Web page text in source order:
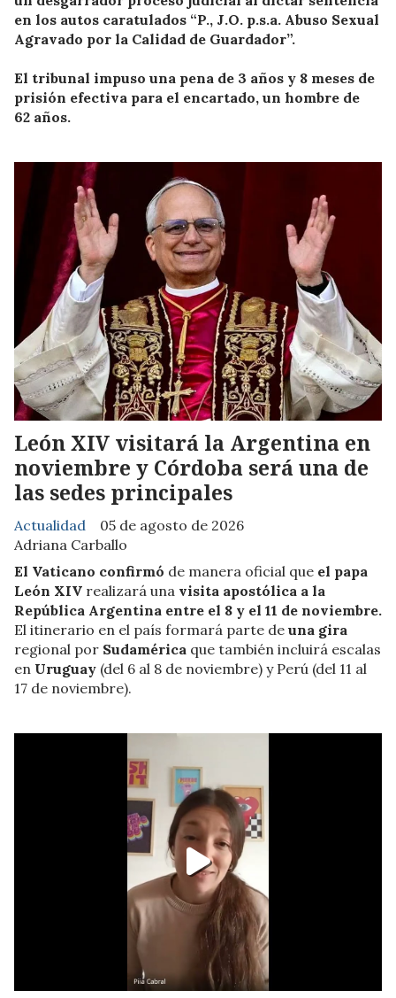
en los autos caratulados “P., J.O. p.s.a. Abuso Sexual
Agravado por la Calidad de Guardador”.
El tribunal impuso una pena de 3 años y 8 meses de
prisión efectiva para el encartado, un hombre de
62 años.
León XIV visitará la Argentina en
noviembre y Córdoba será una de
las sedes principales
Adriana Carballo
Actualidad 05 de agosto de 2026
El Vaticano confirmó de manera oficial que el papa
León XIV realizará una visita apostólica a la
República Argentina entre el 8 y el 11 de noviembre.
El itinerario en el país formará parte de una gira
regional por Sudamérica que también incluirá escalas
en Uruguay (del 6 al 8 de noviembre) y Perú (del 11 al
17 de noviembre).